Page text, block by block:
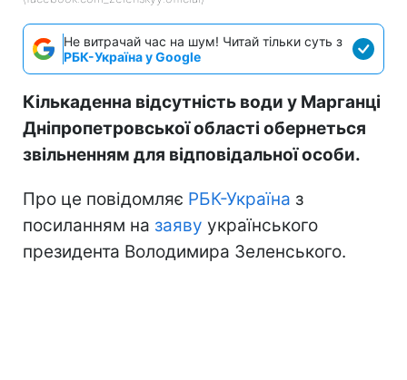
Не витрачай час на шум! Читай тільки суть з
РБК-Україна у Google
Кількаденна відсутність води у Марганці
Дніпропетровської області обернеться
звільненням для відповідальної особи.
Про це повідомляє РБК-Україна з
посиланням на заяву українського
президента Володимира Зеленського.